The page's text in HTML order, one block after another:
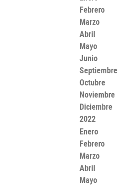
Febrero
Marzo
Abril
Mayo
Junio
Septiembre
Octubre
Noviembre
Diciembre
2022
Enero
Febrero
Marzo
Abril
Mayo